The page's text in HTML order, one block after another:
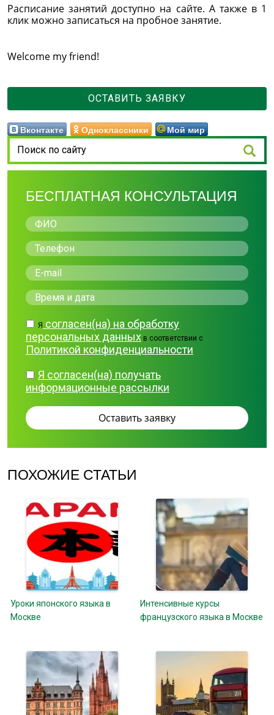
Расписание занятий доступно на сайте. А также в 1
клик можно записаться на пробное занятие.
Welcome my friend!
ОСТАВИТЬ ЗАЯВКУ
Вконтакте Одноклассники Мой мир
БЕСПЛАТНАЯ КОНСУЛЬТАЦИЯ
Я согласен(на) на обработку
персональных данных в соответствии с
Политикой конфиденциальности
Я согласен(на) получать
информационные рассылки
ПОХОЖИЕ СТАТЬИ
Уроки японского языка в
Москве
Интенсивные курсы
французского языка в Москве